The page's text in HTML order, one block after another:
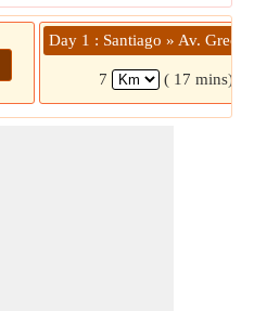
Day 1 : Santiago » Av. Grecia
7 ( 17 mins)